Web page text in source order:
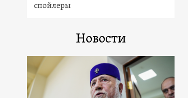
спойлеры
Новости